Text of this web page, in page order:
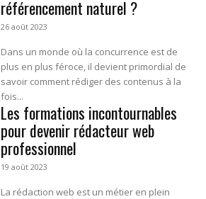
référencement naturel ?
26 août 2023
Dans un monde où la concurrence est de
plus en plus féroce, il devient primordial de
savoir comment rédiger des contenus à la
fois...
Les formations incontournables
pour devenir rédacteur web
professionnel
19 août 2023
La rédaction web est un métier en plein